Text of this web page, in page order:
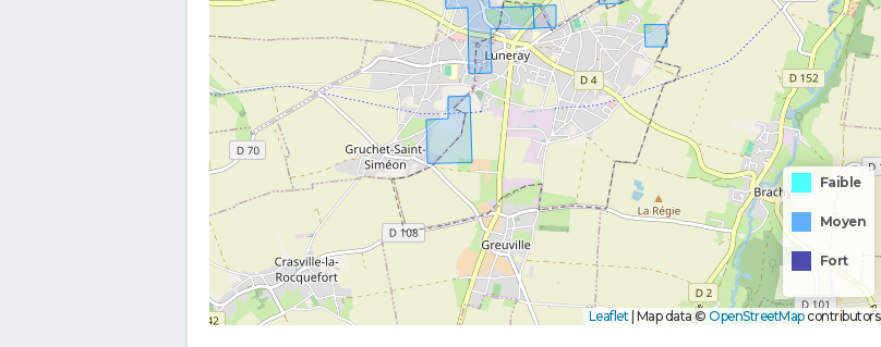
Faible
Moyen
Fort
Leaflet | Map data © OpenStreetMapcontributors